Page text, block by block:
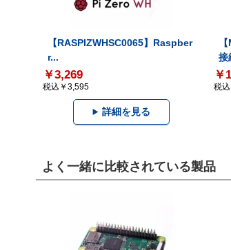
【RASPIZWHSC0065】Raspber
r...
￥3,269
税込￥3,595
詳細を見る
接
￥
税
よく一緒に比較されている製品